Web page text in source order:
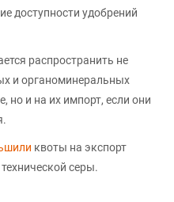
доступности удобрений
распространить не
и органоминеральных
но и на их импорт, если они
квоты на экспорт
серы.